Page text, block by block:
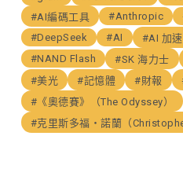
#AI編碼工具
#Anthropic
#DeepSeek
#AI #AI 加速
#NAND Flash
#SK 海力士
#美光
#記憶體 #財報
#《奧德賽》（The Odyssey）
#克里斯多福・諾蘭（